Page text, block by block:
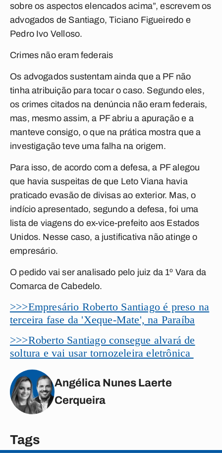
sobre os aspectos elencados acima”, escrevem os
advogados de Santiago, Ticiano Figueiredo e
Pedro Ivo Velloso.
Crimes não eram federais
Os advogados sustentam ainda que a PF não
tinha atribuição para tocar o caso. Segundo eles,
os crimes citados na denúncia não eram federais,
mas, mesmo assim, a PF abriu a apuração e a
manteve consigo, o que na prática mostra que a
investigação teve uma falha na origem.
Para isso, de acordo com a defesa, a PF alegou
que havia suspeitas de que Leto Viana havia
praticado evasão de divisas ao exterior. Mas, o
indício apresentado, segundo a defesa, foi uma
lista de viagens do ex-vice-prefeito aos Estados
Unidos. Nesse caso, a justificativa não atinge o
empresário.
O pedido vai ser analisado pelo juiz da 1º Vara da
Comarca de Cabedelo.
>>>Empresário Roberto Santiago é preso na
terceira fase da 'Xeque-Mate', na Paraíba
>>>Roberto Santiago consegue alvará de
soltura e vai usar tornozeleira eletrônica
Angélica Nunes Laerte
Cerqueira
Tags